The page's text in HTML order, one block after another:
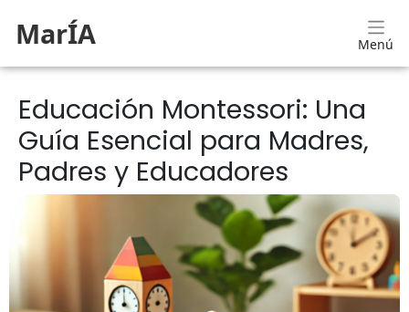
MarÍA Menú
Educación Montessori: Una
Guía Esencial para Madres,
Padres y Educadores